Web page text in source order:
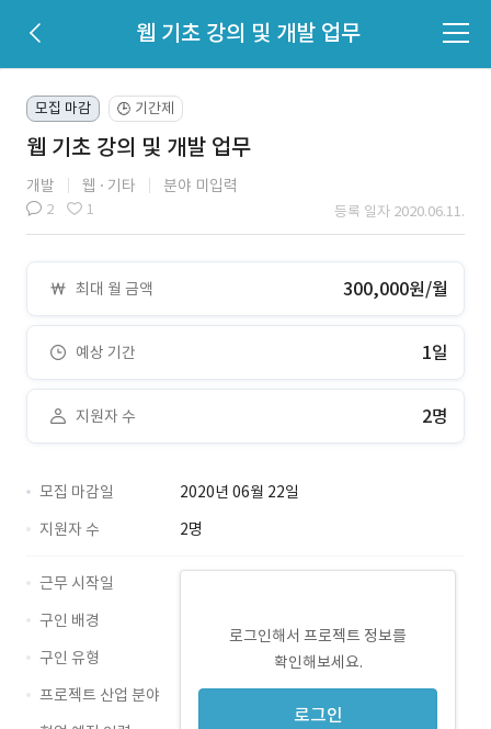
웹 기초 강의 및 개발 업무
모집 마감 🕒 기간제
웹 기초 강의 및 개발 업무
개발 웹 기타 분야 미입력
2 1 등록 일자 2020.06.11.
최대 월 금액 300,000원/월
예상 기간 1일
지원자 수 2명
모집 마감일
2020년 06월 22일
지원자 수
2명
로그인해서 프로젝트 정보를
확인해보세요.
로그인
근무 시작일
구인 배경
구인 유형
프로젝트 산업 분야